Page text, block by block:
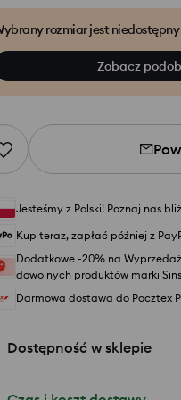
rozmiar jest niedostępny
Zobacz
Jesteśmy z Polski! Poznaj nas
Kup teraz, zapłać później z
Dodatkowe -20% na
dowolnych produktów marki
Darmowa dostawa do Pocztex
Dostępność w sklepie